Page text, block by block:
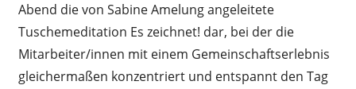
Abend die von Sabine Amelung angeleitete
Tuschemeditation Es zeichnet! dar, bei der die
Mitarbeiter/innen mit einem Gemeinschaftserlebnis
gleichermaßen konzentriert und entspannt den Tag